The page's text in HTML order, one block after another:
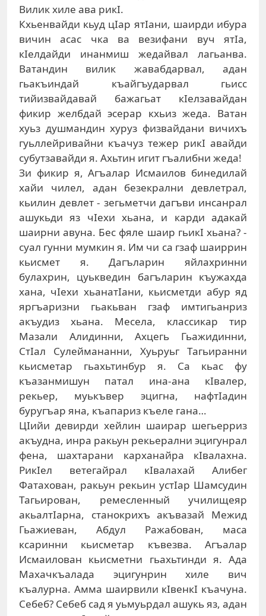
Вилик хиле ава рикI.
Кхьенвайди кьуд цIар ятIани, шаирди ибура
вичин асас чка ва везифани вуч ятIа,
кIелдайди инанмиш жедайвал лагьанва.
Ватандин вилик жавабдарвал, адан
гьакъиндай къайгъударвал гьисс
тийизвайдавай бажагьат кIелзавайдан
фикир желбдай эсерар кхьиз жеда. Ватан
хуьз душмандин хуруз физвайдани вичихъ
гуьллейривайни къачуз тежер рикI авайди
субутзавайди я. Ахьтин игит гъалибни жеда!
Зи фикир я, Агъалар Исмаилов бинедилай
хайи чилел, адан безекрални девлетрал,
кьилин девлет - зегьметчи дагъви инсанрал
ашукьди яз чIехи хьана, и карди адакай
шаирни авуна. Бес фяле шаир гьикI хьана? -
суал гунни мумкин я. Им чи са гзаф шаиррин
кьисмет я. Дагъларин яйлахринни
булахрин, цуькведин багъларин къужахда
хана, чIехи хьанатIани, кьисметди абур яд
яргъаризни гьакьван гзаф имтигьанриз
акъудиз хьана. Месела, классикар тир
Мазали Алидинни, Ахцегь Гьажидинни,
СтIал Сулеймананни, Хуьруьг Тагьиранни
кьисметар гьахьтинбур я. Са кьас фу
къазанмишун патал ина-ана кIвалер,
рекьер, муькъвер эцигна, нафтIадин
буругъар яна, къапариз къеле гана…
ЦIийи девирди хейлин шаирар шегьерриз
акъудна, инра ракьун рекьерални эцигунрал
фена, шахтарани карханайра кIвалахна.
РикIел ветегайрал кIвалахай Алибег
Фатахован, ракьун рекьин устIар Шамсудин
Тагьирован, ремесленный училищеяр
акьалтIарна, станокрихъ акъвазай Межид
Гьажиеван, Абдул Ражабован, маса
ксаринни кьисметар къвезва. Агъалар
Исмаилован кьисметни гьахьтинди я. Ада
Махачкъалада эцигунрин хиле вич
къалурна. Амма шаирвили кIвенкI къачуна.
Себеб? Себеб сад я уьмуьрдал ашукь яз, адан